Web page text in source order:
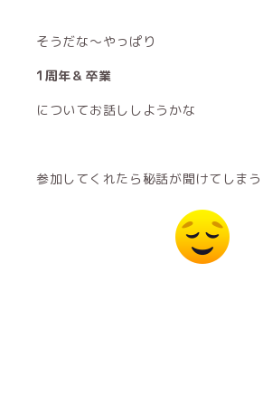
そうだな〜やっぱり
1周年＆卒業
についてお話ししようかな
参加してくれたら秘話が聞けてしま